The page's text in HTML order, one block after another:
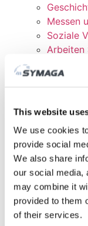
This website
We use cookies
provide social
We also share
our social media,
may combine it
provided to them
of their services.
Messen
Soziale
Arbeiten
DOWNLOADEN